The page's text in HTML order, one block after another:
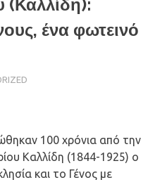
(Καλλίδη):
ένα φωτεινό
ΠΑΠΑΪΩΆΝΝΟΥ
100 χρόνια από την
Καλλίδη (1844-1925) ο
και το Γένος με